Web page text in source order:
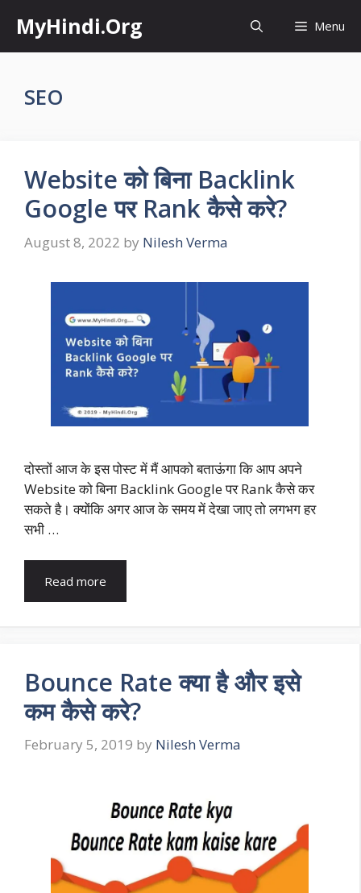
content
MyHindi.Org Menu
SEO
Website को बिना Backlink
Google पर Rank कैसे करे?
August 8, 2022 by Nilesh Verma
दोस्तों आज के इस पोस्ट में मैं आपको बताऊंगा कि आप अपने
Website को बिना Backlink Google पर Rank कैसे कर
सकते है। क्योंकि अगर आज के समय में देखा जाए तो लगभग हर
सभी …
Read more
Bounce Rate क्या है और इसे
कम कैसे करे?
February 5, 2019 by Nilesh Verma